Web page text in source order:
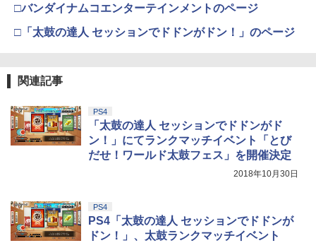
□バンダイナムコエンターテインメントのページ
□「太鼓の達人 セッションでドドンがドン！」のページ
関連記事
PS4
「太鼓の達人 セッションでドドンがド
ン！」にてランクマッチイベント「とび
だせ！ワールド太鼓フェス」を開催決定
2018年10月30日
PS4
PS4「太鼓の達人 セッションでドドンが
ドン！」、太鼓ランクマッチイベント